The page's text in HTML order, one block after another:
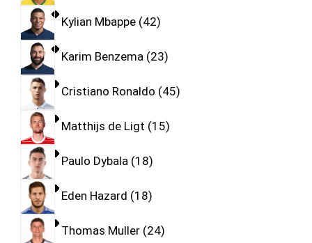
Kylian Mbappe 42
Karim Benzema 23
Cristiano Ronaldo 45
Matthijs de Ligt 15
Paulo Dybala 18
Eden Hazard 18
Thomas Muller 24